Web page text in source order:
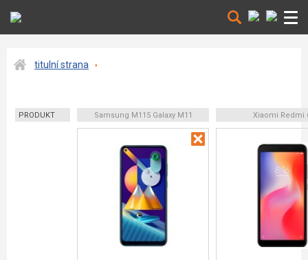
titulní strana
PRODUKT Samsung M115 Galaxy M11 Xiaomi Redmi